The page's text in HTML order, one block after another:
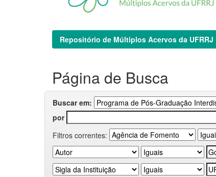
Repositório de Múltiplos Acervos da UFRRJ
Página de Busca
Buscar em:
por
Filtros correntes: